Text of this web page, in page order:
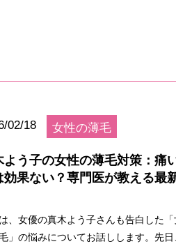
02/18 女性の薄毛
よう子の女性の薄毛対策：痛
効果ない？専門医が教える最
、女優の真木よう子さんも告白した「
」の悩みについてお話しします。先日